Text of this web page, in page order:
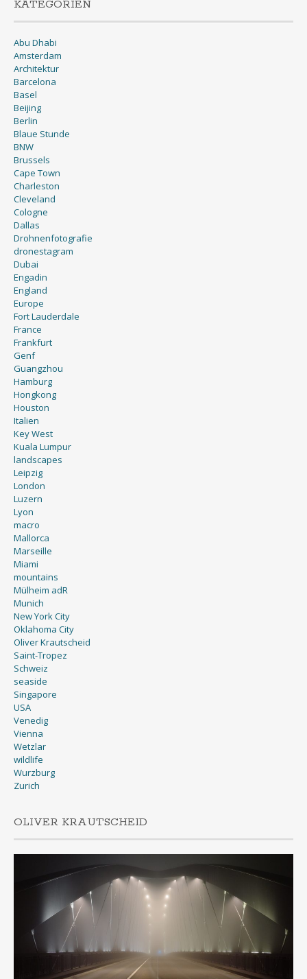
KATEGORIEN
Abu Dhabi
Amsterdam
Architektur
Barcelona
Basel
Beijing
Berlin
Blaue Stunde
BNW
Brussels
Cape Town
Charleston
Cleveland
Cologne
Dallas
Drohnenfotografie
dronestagram
Dubai
Engadin
England
Europe
Fort Lauderdale
France
Frankfurt
Genf
Guangzhou
Hamburg
Hongkong
Houston
Italien
Key West
Kuala Lumpur
landscapes
Leipzig
London
Luzern
Lyon
macro
Mallorca
Marseille
Miami
mountains
Mülheim adR
Munich
New York City
Oklahoma City
Oliver Krautscheid
Saint-Tropez
Schweiz
seaside
Singapore
USA
Venedig
Vienna
Wetzlar
wildlife
Wurzburg
Zurich
OLIVER KRAUTSCHEID